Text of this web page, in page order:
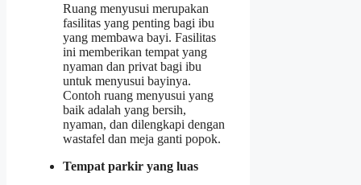
Ruang menyusui merupakan
fasilitas yang penting bagi ibu
yang membawa bayi. Fasilitas
ini memberikan tempat yang
nyaman dan privat bagi ibu
untuk menyusui bayinya.
Contoh ruang menyusui yang
baik adalah yang bersih,
nyaman, dan dilengkapi dengan
wastafel dan meja ganti popok.
Tempat parkir yang luas